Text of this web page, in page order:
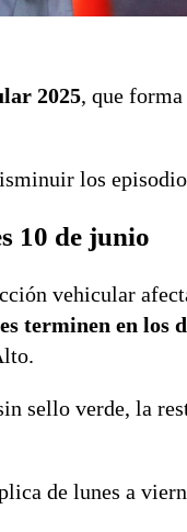
2025, que
los
10 de junio
vehicular
terminen en los
sello verde, la
de lunes a